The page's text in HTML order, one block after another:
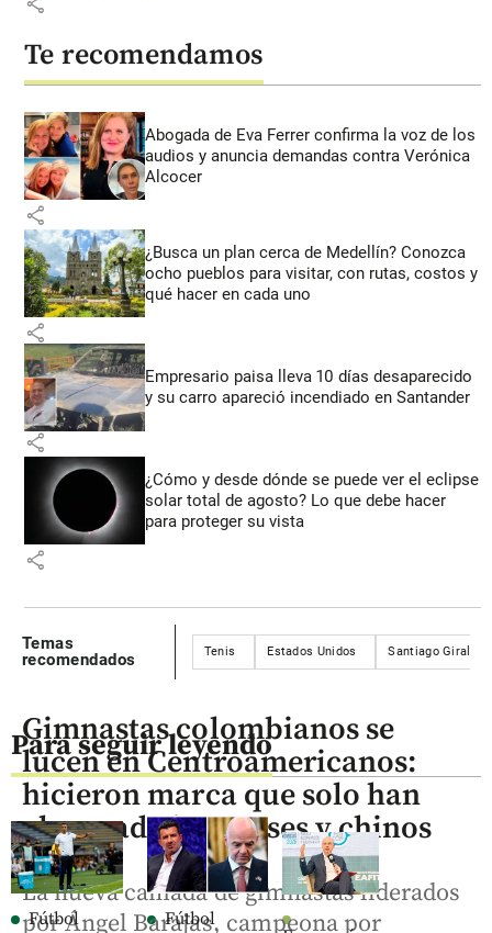
Te recomendamos
Abogada de Eva Ferrer confirma la voz de los
audios y anuncia demandas contra Verónica
Alcocer
share
¿Busca un plan cerca de Medellín? Conozca
ocho pueblos para visitar, con rutas, costos y
qué hacer en cada uno
share
Empresario paisa lleva 10 días desaparecido
y su carro apareció incendiado en Santander
share
¿Cómo y desde dónde se puede ver el eclipse
solar total de agosto? Lo que debe hacer
para proteger su vista
share
Temas
recomendados
Tenis Estados Unidos Santiago Giraldo
Para seguir leyendo
Fútbol Fútbol
Gimnastas colombianos se
lucen en Centroamericanos:
hicieron marca que solo han
alcanzado japoneses y chinos
La nueva camada de gimnastas liderados
por Ángel Barajas, campeona por